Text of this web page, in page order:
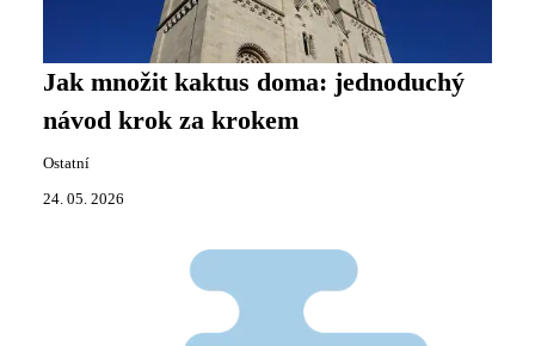
Jak množit kaktus doma: jednoduchý
návod krok za krokem
Ostatní
24. 05. 2026